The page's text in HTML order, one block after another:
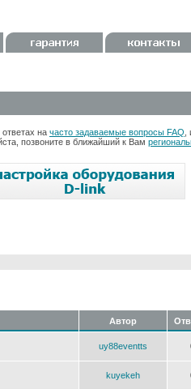
на часто задаваемые вопросы FAQ
позвоните в ближайший к Вам
Автор
uy88eventts
kuyekeh